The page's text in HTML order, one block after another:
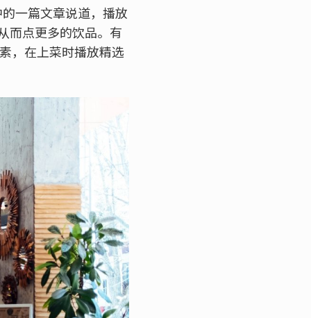
一篇文章说道，播放
而点更多的饮品。有
，在上菜时播放精选